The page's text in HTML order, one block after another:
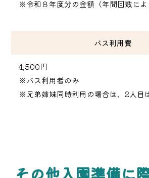
※令和８年度分の金額（年間回数によ
バス利用費
4,500円
※バス利用者のみ
※兄弟姉妹同時利用の場合は、2人目